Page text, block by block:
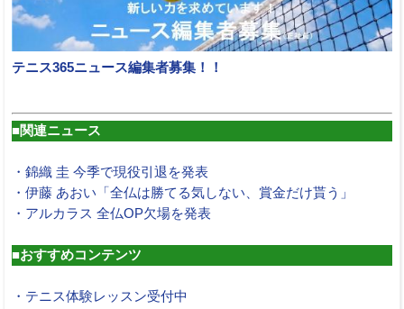
テニス365ニュース編集者募集！！
■関連ニュース
・錦織 圭 今季で現役引退を発表
・伊藤 あおい「全仏は勝てる気しない、賞金だけ貰う」
・アルカラス 全仏OP欠場を発表
■おすすめコンテンツ
・テニス体験レッスン受付中